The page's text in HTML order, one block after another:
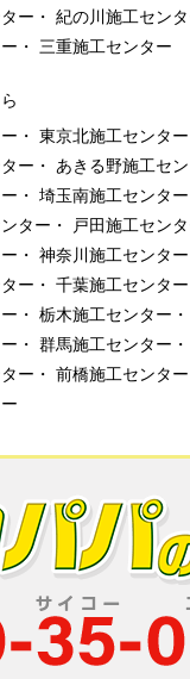
ー
紀の川施工セン
三重施工センター
東京北施工センター
ー
あきる野施工セ
埼玉南施工センター
ター
戸田施工セン
神奈川施工センター
ー
千葉施工センター
栃木施工センター
群馬施工センター
ー
前橋施工センター